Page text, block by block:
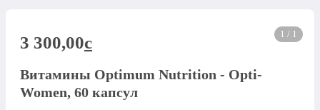
1 / 1
3 300,00c
Витамины Optimum Nutrition - Opti-
Women, 60 капсул